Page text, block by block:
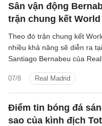
Sân vận động
trận chung kết World
07/8 Real Madrid
Theo đó trận chung kết
nhiều khả năng sẽ diễn ra
Santiago Bernabeu của Real
quốc gia đồng chủ nhà.
Điểm tin bóng đá
sao của kình địch